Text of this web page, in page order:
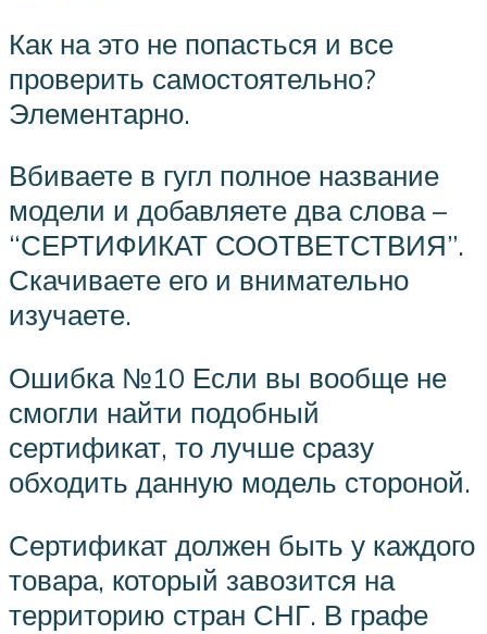
Как на это не попасться и все
проверить самостоятельно?
Элементарно.
Вбиваете в гугл полное название
модели и добавляете два слова –
“СЕРТИФИКАТ СООТВЕТСТВИЯ”.
Скачиваете его и внимательно
изучаете.
Ошибка №10 Если вы вообще не
смогли найти подобный
сертификат, то лучше сразу
обходить данную модель стороной.
Сертификат должен быть у каждого
товара, который завозится на
территорию стран СНГ. В графе